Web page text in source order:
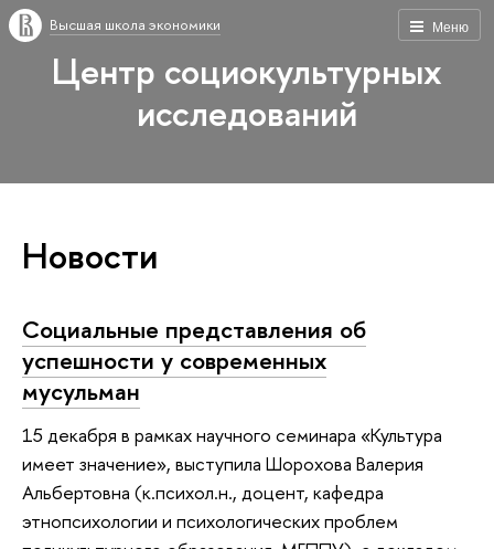
Меню
Высшая школа экономики
Центр социокультурных
исследований
Новости
Социальные представления об
успешности у современных
мусульман
15 декабря в рамках научного семинара «Культура
имеет значение», выступила Шорохова Валерия
Альбертовна (к.психол.н., доцент, кафедра
этнопсихологии и психологических проблем